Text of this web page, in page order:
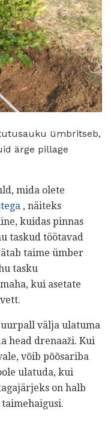
ümbritseb,
ärge pillage
mida olete
, näiteks
kuidas pinnas
taskud töötavad
taime ümber
tasku
kui asetate
välja ulatuma
head drenaaži. Kui
võib põõsariba
ulatuda, kui
on halb